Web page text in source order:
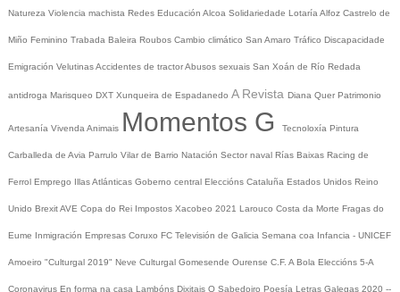
Natureza Violencia machista Redes Educación Alcoa Solidariedade Lotaría Alfoz Castrelo de
Miño Feminino Trabada Baleira Roubos Cambio climático San Amaro Tráfico Discapacidade
Emigración VelutinasAccidentes de tractorAbusos sexuais San Xoán de Río Redada
antidroga Marisqueo DXT Xunqueira de Espadanedo A Revista Diana Quer Patrimonio
Artesanía Vivenda Animais Momentos G Tecnoloxía Pintura
Carballeda de Avia Parrulo Vilar de Barrio Natación Sector naval Rías Baixas Racing de
Ferrol Emprego Illas Atlánticas Goberno central Eleccións Cataluña Estados Unidos Reino
Unido BrexitAVE Copa do Rei Impostos Xacobeo 2021 Larouco Costa da Morte Fragas do
Eume Inmigración Empresas Coruxo FC Televisión de Galicia Semana coa Infancia - UNICEF
Amoeiro "Culturgal 2019" Neve Culturgal Gomesende Ourense C.F. A Bola Eleccións 5-A
Coronavirus En forma na casa Lambóns Dixitais O Sabedoiro Poesía Letras Galegas 2020 --